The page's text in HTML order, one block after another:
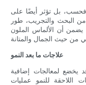
فحسب، بل تؤثر أيضًا على
البحث والتجريب، طور
أن الألماس الملون
علاجات ما بعد النمو
يخضع لمعالجات إضافية
اللاحقة للنمو عمليات